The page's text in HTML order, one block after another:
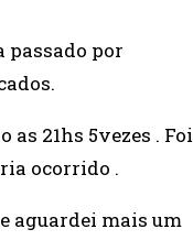
passado por
21hs 5vezes . Foi
ocorrido .
aguardei mais um